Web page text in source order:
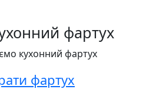
фартух
фартух